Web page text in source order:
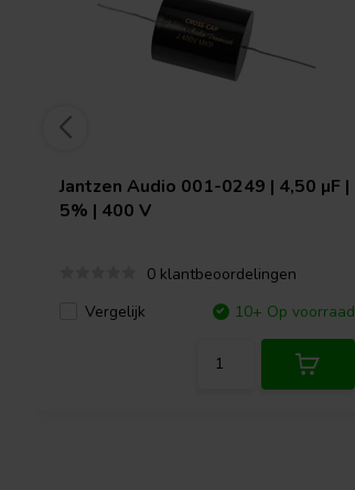
Jantzen Audio 001-0249 | 4,50 µF |
5% | 400 V
0 klantbeoordelingen
Vergelijk
10+ Op voorraad